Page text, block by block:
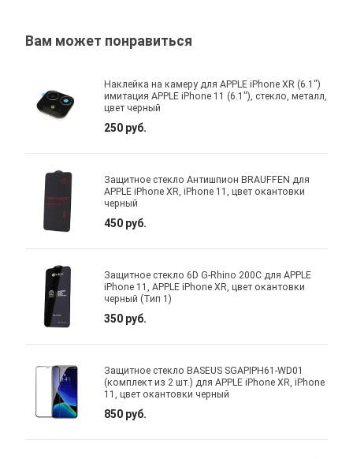
Вам может понравиться
Наклейка на камеру для APPLE iPhone XR (6.1")
имитация APPLE iPhone 11 (6.1"), стекло, металл,
цвет черный
250 руб.
Защитное стекло Антишпион BRAUFFEN для
APPLE iPhone XR, iPhone 11, цвет окантовки
черный
450 руб.
Защитное стекло 6D G-Rhino 200C для APPLE
iPhone 11, APPLE iPhone XR, цвет окантовки
черный (Тип 1)
350 руб.
Защитное стекло BASEUS SGAPIPH61-WD01
(комплект из 2 шт.) для APPLE iPhone XR, iPhone
11, цвет окантовки черный
850 руб.